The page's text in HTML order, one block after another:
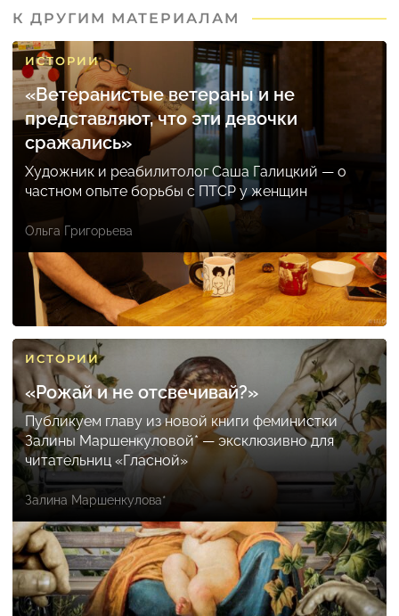
К ДРУГИМ МАТЕРИАЛАМ
ИСТОРИИ
«Ветеранистые ветераны и не
представляют, что эти девочки
сражались»
Художник и реабилитолог Саша Галицкий — о
частном опыте борьбы с ПТСР у женщин
Ольга Григорьева
ИСТОРИИ
«Рожай и не отсвечивай?»
Публикуем главу из новой книги феминистки
Залины Маршенкуловой* — эксклюзивно для
читательниц «Гласной»
Залина Маршенкулова*